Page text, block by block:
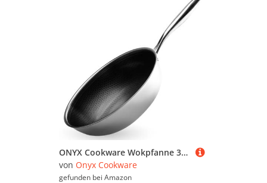
ONYX Cookware Wokpfanne 30 cm | Beschichtete Pfanne Induktion | Bratpfanne für alle Herdarten | Kratzfeste Antihaft-Oberfläche | 3-Schicht Edelstahl/Aluminium, Ofenfest bis 260°C, PFAS-frei Wok Pfanne
von Onyx Cookware
gefunden bei Amazon